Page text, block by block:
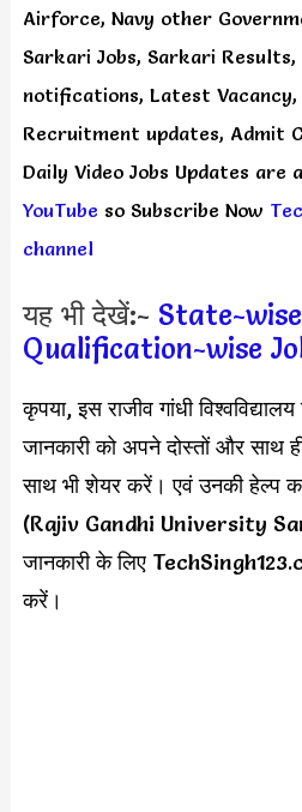
Airforce, Navy other
Sarkari Jobs, Sarkari Results,
notifications, Latest
Recruitment updates, Admit
Daily Video Jobs Updates are
YouTube so Subscribe Now
channel
यह भी देखें:- State-
Qualification-wise
कृपया, इस राजीव गांधी
जानकारी को अपने दोस्तों और साथ
साथ भी शेयर करें। एवं उनकी हेल्प
(Rajiv Gandhi University
जानकारी के लिए
करें।